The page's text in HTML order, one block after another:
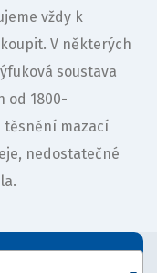
vždy k
V některých
soustava
od 1800-
mazací
nedostatečné